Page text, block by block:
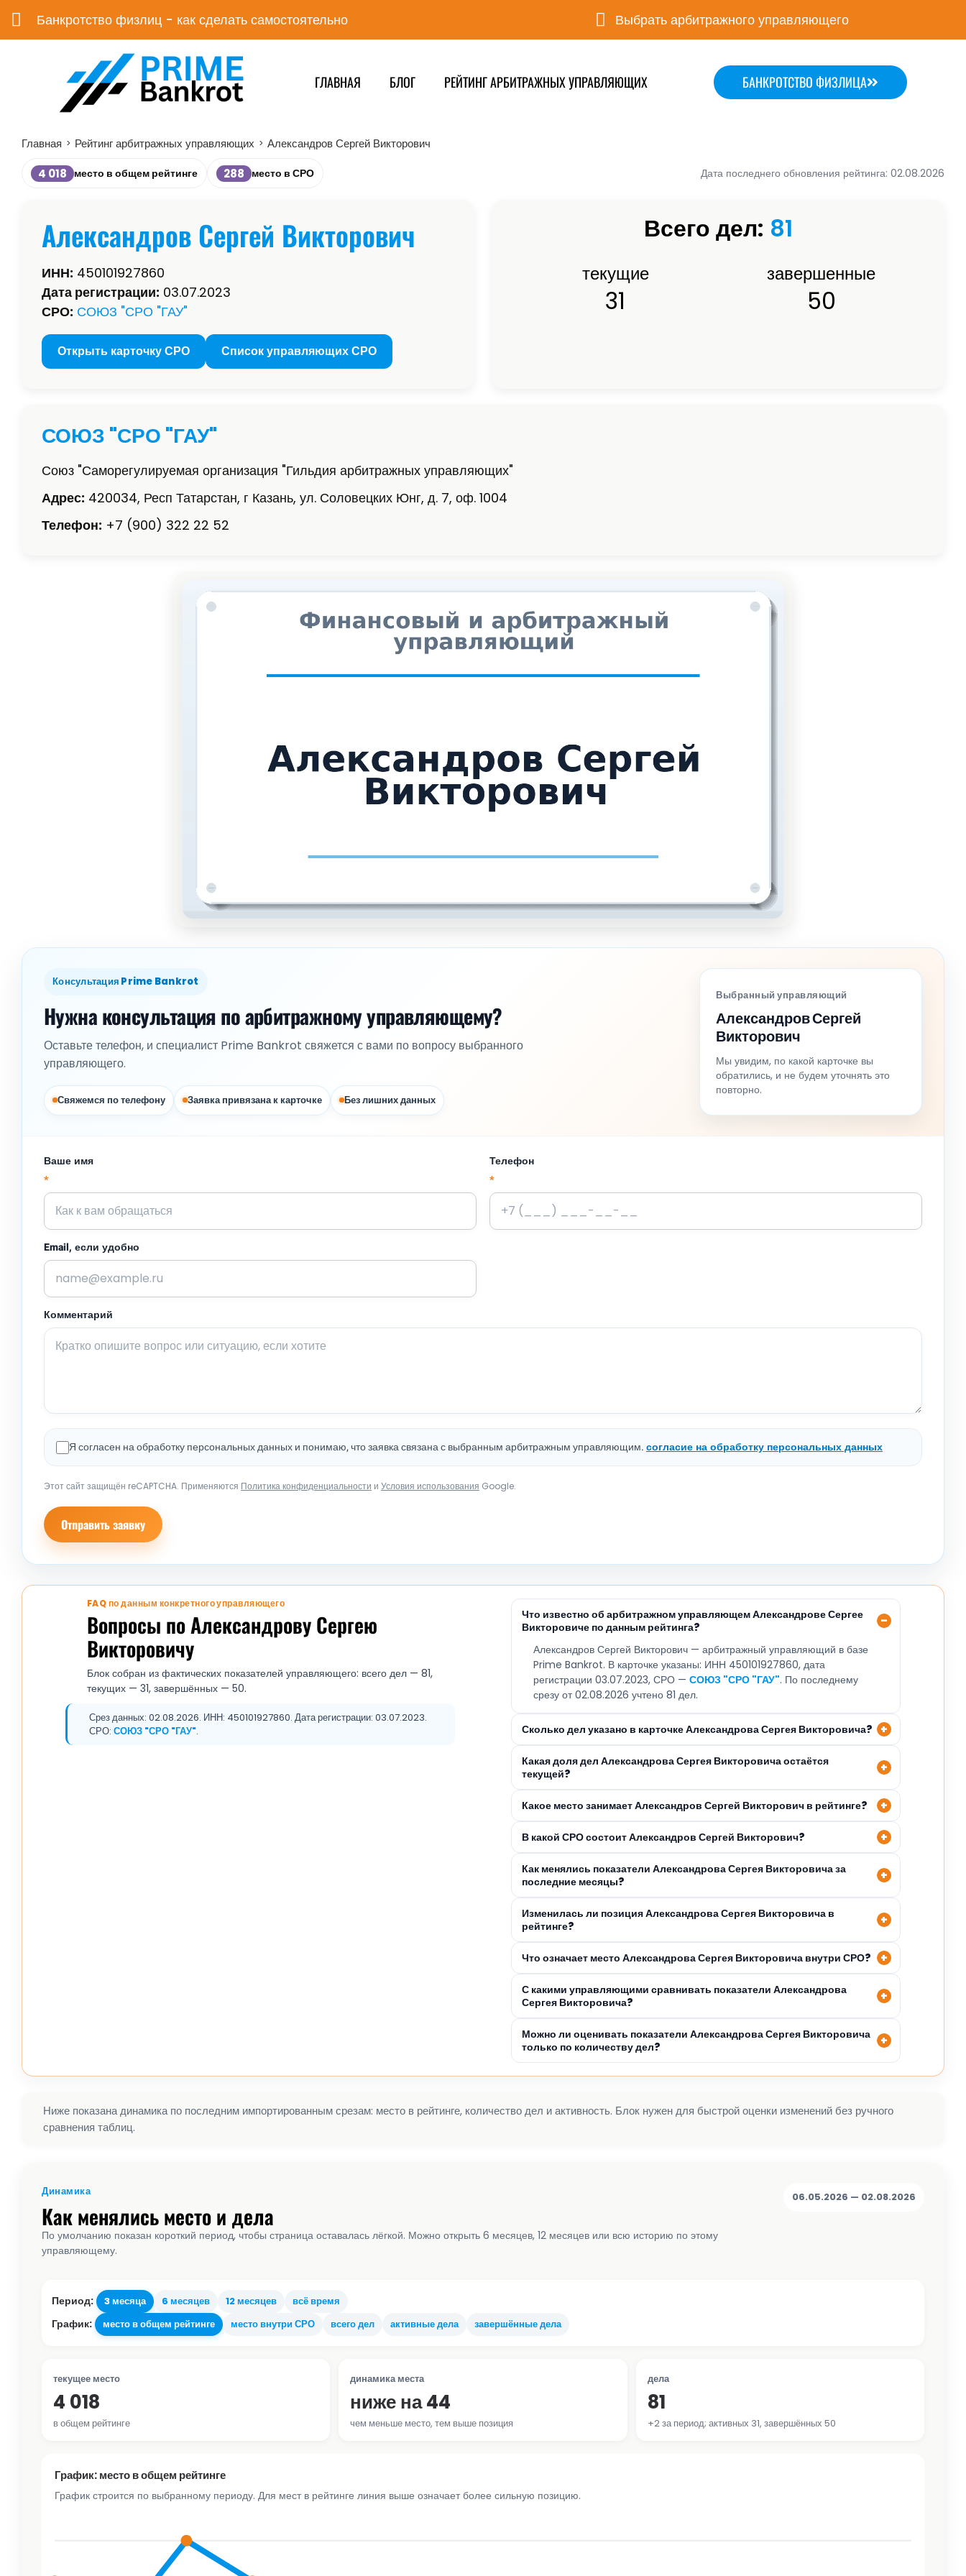
Банкротство физлиц - как сделать самостоятельно Выбрать арбитражного управляющего
ГЛАВНАЯ БЛОГ РЕЙТИНГ АРБИТРАЖНЫХ УПРАВЛЯЮЩИХ БАНКРОТСТВО ФИЗЛИЦА
Главная > Рейтинг арбитражных управляющих > Александров Сергей Викторович
4 018 место в общем рейтинге 288 место в СРО Дата последнего обновления рейтинга: 02.08.2026
Александров Сергей Викторович
ИНН: 450101927860
Дата регистрации: 03.07.2023
СРО: СОЮЗ "СРО "ГАУ"
Открыть карточку СРО Список управляющих СРО
Всего дел: 81
текущие
31
завершенные
50
СОЮЗ "СРО "ГАУ"
Союз "Саморегулируемая организация "Гильдия арбитражных управляющих"
Адрес: 420034, Респ Татарстан, г Казань, ул. Соловецких Юнг, д. 7, оф. 1004
Телефон: +7 (900) 322 22 52
Консультация Prime Bankrot
Нужна консультация по арбитражному управляющему?
Оставьте телефон, и специалист Prime Bankrot свяжется с вами по вопросу выбранного
управляющего.
Свяжемся по телефону Заявка привязана к карточке Без лишних данных
Выбранный управляющий
Александров Сергей
Викторович
Мы увидим, по какой карточке вы
обратились, и не будем уточнять это
повторно.
Ваше имя
*
Телефон
*
Email, если удобно
Комментарий
Я согласен на обработку персональных данных и понимаю, что заявка связана с выбранным арбитражным управляющим.согласие на обработку персональных данных
Этот сайт защищён reCAPTCHA. Применяются Политика конфиденциальности и Условия использования Google.
Отправить заявку
FAQ по данным конкретного управляющего
Вопросы по Александрову Сергею
Викторовичу
Блок собран из фактических показателей управляющего: всего дел — 81,
текущих — 31, завершённых — 50.
Срез данных: 02.08.2026. ИНН: 450101927860. Дата регистрации: 03.07.2023.
СРО: СОЮЗ "СРО "ГАУ".
Что известно об арбитражном управляющем Александрове Сергее
Викторовиче по данным рейтинга?
Александров Сергей Викторович — арбитражный управляющий в базе
Prime Bankrot. В карточке указаны: ИНН 450101927860, дата
регистрации 03.07.2023, СРО — СОЮЗ "СРО "ГАУ". По последнему
срезу от 02.08.2026 учтено 81 дел.
Сколько дел указано в карточке Александрова Сергея Викторовича?
Какая доля дел Александрова Сергея Викторовича остаётся
текущей?
Какое место занимает Александров Сергей Викторович в рейтинге?
В какой СРО состоит Александров Сергей Викторович?
Как менялись показатели Александрова Сергея Викторовича за
последние месяцы?
Изменилась ли позиция Александрова Сергея Викторовича в
рейтинге?
Что означает место Александрова Сергея Викторовича внутри СРО?
С какими управляющими сравнивать показатели Александрова
Сергея Викторовича?
Можно ли оценивать показатели Александрова Сергея Викторовича
только по количеству дел?
Ниже показана динамика по последним импортированным срезам: место в рейтинге, количество дел и активность. Блок нужен для быстрой оценки изменений без ручного
сравнения таблиц.
Динамика
Как менялись место и дела
По умолчанию показан короткий период, чтобы страница оставалась лёгкой. Можно открыть 6 месяцев, 12 месяцев или всю историю по этому
управляющему.
06.05.2026 — 02.08.2026
Период: 3 месяца 6 месяцев 12 месяцев всё время
График: место в общем рейтинге место внутри СРО всего дел активные дела завершённые дела
текущее место
4 018
в общем рейтинге
динамика места
ниже на 44
чем меньше место, тем выше позиция
дела
81
+2 за период; активных 31, завершённых 50
График: место в общем рейтинге
График строится по выбранному периоду. Для мест в рейтинге линия выше означает более сильную позицию.